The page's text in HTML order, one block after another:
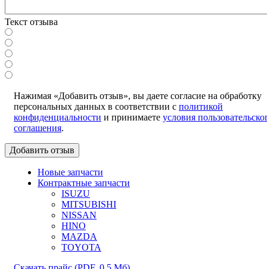
Текст отзыва
Нажимая «Добавить отзыв», вы даете согласие на обработку
персональных данных в соответствии с политикой
конфиденциальности и принимаете условия
соглашения.
Новые запчасти
Контрактные запчасти
ISUZU
MITSUBISHI
NISSAN
HINO
MAZDA
TOYOTA